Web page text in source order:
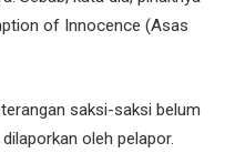
of Innocence (Asas
saksi-saksi belum
oleh pelapor.